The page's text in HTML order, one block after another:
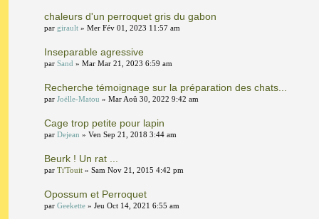
chaleurs d'un perroquet gris du gabon
par girault » Mer Fév 01, 2023 11:57 am
Inseparable agressive
par Sand » Mar Mar 21, 2023 6:59 am
Recherche témoignage sur la préparation des chats...
par Joëlle-Matou » Mar Aoû 30, 2022 9:42 am
Cage trop petite pour lapin
par Dejean » Ven Sep 21, 2018 3:44 am
Beurk ! Un rat ...
par Ti'Touit » Sam Nov 21, 2015 4:42 pm
Opossum et Perroquet
par Geekette » Jeu Oct 14, 2021 6:55 am